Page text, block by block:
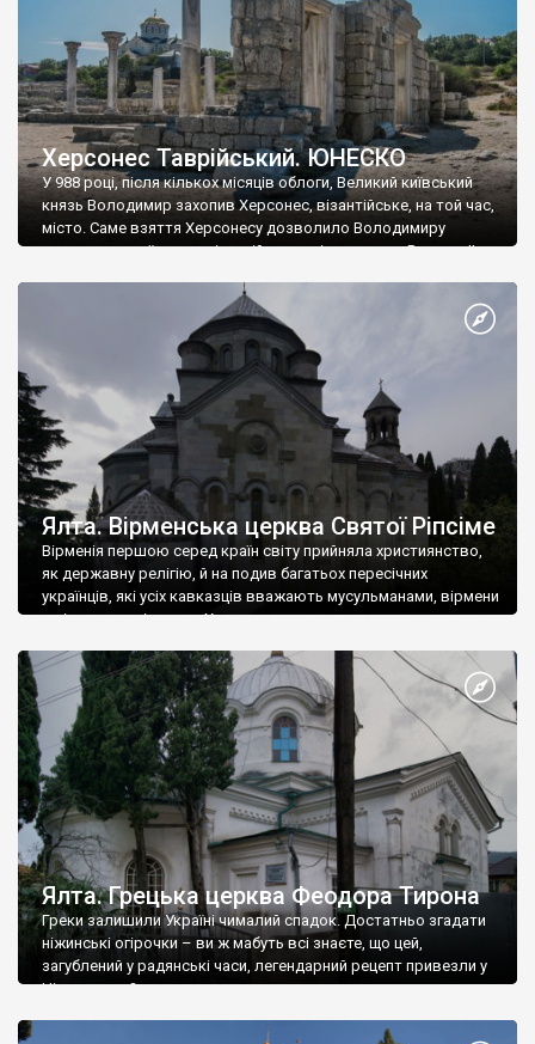
Херсонес Таврійський. ЮНЕСКО
У 988 році, після кількох місяців облоги, Великий київський
князь Володимир захопив Херсонес, візантійське, на той час,
місто. Саме взяття Херсонесу дозволило Володимиру
диктувати свої умови візантійському імператору Василю ІІ, та
Херсонесі Володимир-язичник, став Василем-християнином.
А потім було Хрещення Русі. На честь Херсонесу Таврійського
Ялта. Вірменська церква Святої Ріпсіме
Вірменія першою серед країн світу прийняла християнство,
як державну релігію, й на подив багатьох пересічних
українців, які усіх кавказців вважають мусульманами, вірмени
є відданими вірянами Христа
Ялта. Грецька церква Феодора Тирона
Греки залишили Україні чималий спадок. Достатньо згадати
ніжинські огірочки – ви ж мабуть всі знаєте, що цей,
загублений у радянські часи, легендарний рецепт привезли у
Ніжин греки?